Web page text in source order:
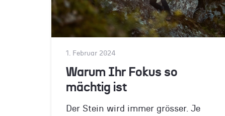
1. Februar 2024
Warum Ihr Fokus so
mächtig ist
Der Stein wird immer grösser. Je